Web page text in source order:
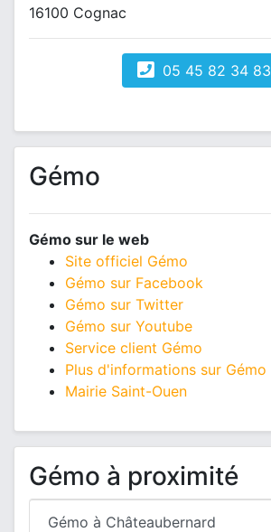
16100 Cognac
05 45 82 34 83
Gémo
Gémo sur le web
Site officiel Gémo
Gémo sur Facebook
Gémo sur Twitter
Gémo sur Youtube
Service client Gémo
Plus d'informations sur Gémo
Mairie Saint-Ouen
Gémo à proximité
Gémo à Châteaubernard